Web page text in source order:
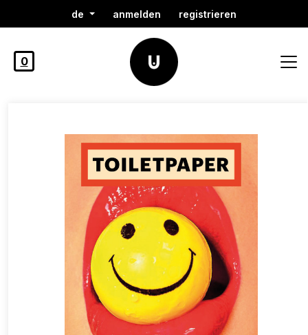
de anmelden registrieren
0